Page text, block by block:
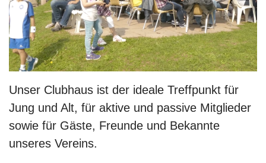
Unser Clubhaus ist der ideale Treffpunkt für
Jung und Alt, für aktive und passive Mitglieder
sowie für Gäste, Freunde und Bekannte
unseres Vereins.